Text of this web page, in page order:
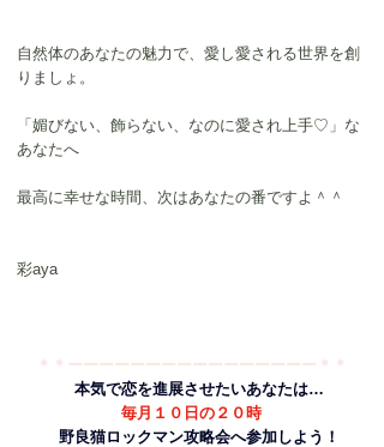
自然体のあなたの魅力で、愛し愛される世界を創
りましょ。
「媚びない、飾らない、なのに愛され上手♡」な
あなたへ
最高に幸せな時間、次はあなたの番ですよ＾＾
彩aya
＊＊ーーーーーーーーーーーーーーーー＊＊
本気で恋を進展させたいあなたは…
毎月１０日の２０時
野良猫ロックマン攻略会へ参加しよう！